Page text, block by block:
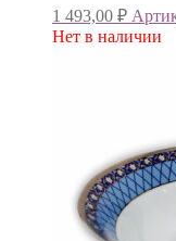
1 493,00 ₽
Нет в наличии